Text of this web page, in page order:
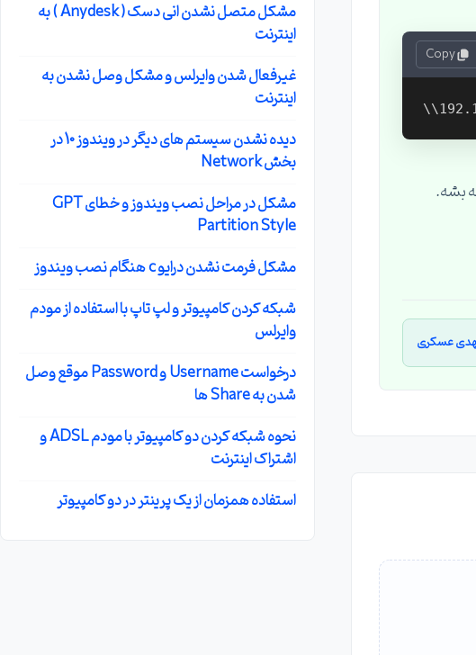
Copy
عسکری
مشکل متصل نشدن انی دسک ( Anydesk ) به
اینترنت
غیرفعال شدن وایرلس و مشکل وصل نشدن به
اینترنت
دیده نشدن سیستم های دیگر در ویندوز 10 در
بخش Network
مشکل در مراحل نصب ویندوز و خطای GPT
Partition Style
مشکل فرمت نشدن درایو c هنگام نصب ویندوز
شبکه کردن کامپیوتر و لپ تاپ با استفاده از مودم
وایرلس
درخواست Username و Password موقع وصل
شدن به Share ها
نحوه شبکه کردن دو کامپیوتر با مودم ADSL و
اشتراک اینترنت
استفاده همزمان از یک پرینتر در دو کامپیوتر